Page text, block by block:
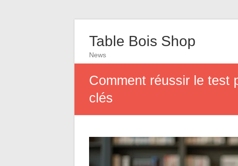
Table Bois Shop
News
Comment réussir le test
clés